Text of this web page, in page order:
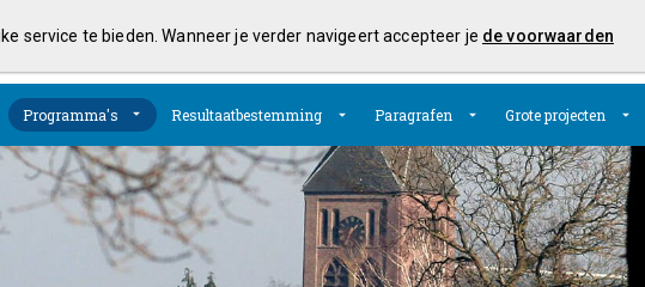
Programma's Resultaatbestemming Paragrafen Grote projecten
service te bieden. Wanneer je verder navigeert accepteer je de voorwaarden